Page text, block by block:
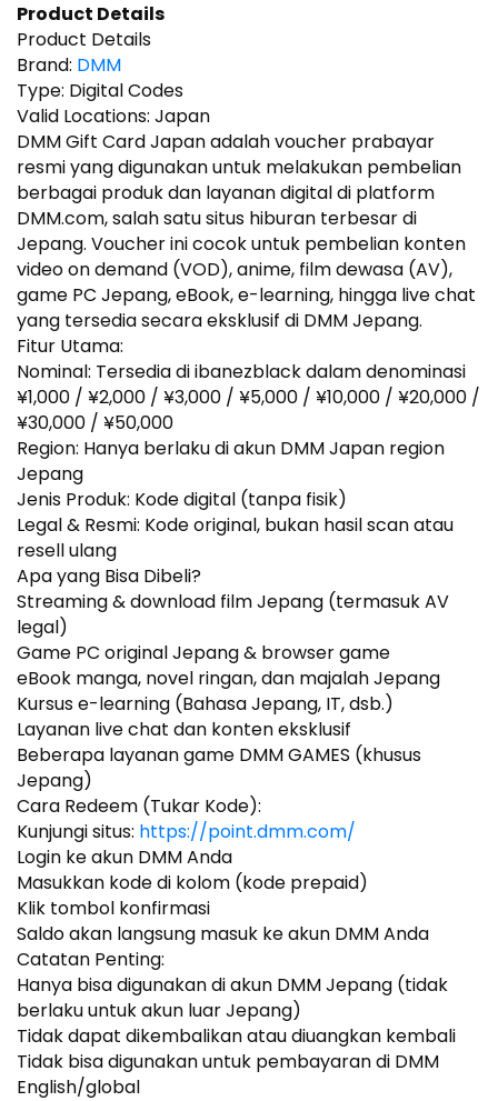
Product Details
Product Details
Brand: DMM
Type: Digital Codes
Valid Locations: Japan
DMM Gift Card Japan adalah voucher prabayar
resmi yang digunakan untuk melakukan pembelian
berbagai produk dan layanan digital di platform
DMM.com, salah satu situs hiburan terbesar di
Jepang. Voucher ini cocok untuk pembelian konten
video on demand (VOD), anime, film dewasa (AV),
game PC Jepang, eBook, e-learning, hingga live chat
yang tersedia secara eksklusif di DMM Jepang.
Fitur Utama:
Nominal: Tersedia di ibanezblack dalam denominasi
¥1,000 / ¥2,000 / ¥3,000 / ¥5,000 / ¥10,000 / ¥20,000 /
¥30,000 / ¥50,000
Region: Hanya berlaku di akun DMM Japan region
Jepang
Jenis Produk: Kode digital (tanpa fisik)
Legal & Resmi: Kode original, bukan hasil scan atau
resell ulang
Apa yang Bisa Dibeli?
Streaming & download film Jepang (termasuk AV
legal)
Game PC original Jepang & browser game
eBook manga, novel ringan, dan majalah Jepang
Kursus e-learning (Bahasa Jepang, IT, dsb.)
Layanan live chat dan konten eksklusif
Beberapa layanan game DMM GAMES (khusus
Jepang)
Cara Redeem (Tukar Kode):
Kunjungi situs: https://point.dmm.com/
Login ke akun DMM Anda
Masukkan kode di kolom (kode prepaid)
Klik tombol konfirmasi
Saldo akan langsung masuk ke akun DMM Anda
Catatan Penting:
Hanya bisa digunakan di akun DMM Jepang (tidak
berlaku untuk akun luar Jepang)
Tidak dapat dikembalikan atau diuangkan kembali
Tidak bisa digunakan untuk pembayaran di DMM
English/global